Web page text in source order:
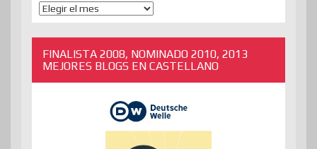
ENTRADAS
ANTERIORES
FINALISTA 2008, NOMINADO 2010, 2013
MEJORES BLOGS EN CASTELLANO